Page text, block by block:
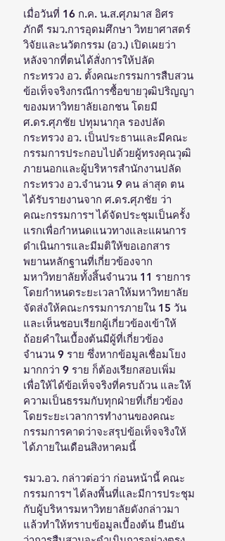
เมื่อวันที่ 16 ก.ค. น.ส.ศุภมาส อิศร
ภักดี รมว.การอุดมศึกษา วิทยาศาสตร์
วิจัยและนวัตกรรม (อว.) เปิดเผยว่า
หลังจากที่ตนได้สั่งการให้ปลัด
กระทรวง อว. ตั้งคณะกรรมการสืบสวน
ข้อเท็จจริงกรณีการซื้อขายวุฒิปริญญา
ของมหาวิทยาลัยเอกชน โดยมี
ศ.ดร.ศุภชัย ปทุมนากุล รองปลัด
กระทรวง อว. เป็นประธานและมีคณะ
กรรมการประกอบไปด้วยผู้ทรงคุณวุฒิ
ภายนอกและผู้บริหารสำนักงานปลัด
กระทรวง อว.จำนวน 9 คน ล่าสุด ตน
ได้รับรายงานจาก ศ.ดร.ศุภชัย ว่า
คณะกรรมการฯ ได้จัดประชุมเป็นครั้ง
แรกเพื่อกำหนดแนวทางและแผนการ
ดำเนินการและมีมติให้ขอเอกสาร
พยานหลักฐานที่เกี่ยวข้องจาก
มหาวิทยาลัยทั้งสิ้นจำนวน 11 รายการ
โดยกำหนดระยะเวลาให้มหาวิทยาลัย
จัดส่งให้คณะกรรมการภายใน 15 วัน
และเห็นชอบเรียกผู้เกี่ยวข้องเข้าให้
ถ้อยคำในเบื้องต้นมีผู้ที่เกี่ยวข้อง
จำนวน 9 ราย ซึ่งหากข้อมูลเชื่อมโยง
มากกว่า 9 ราย ก็ต้องเรียกสอบเพิ่ม
เพื่อให้ได้ข้อเท็จจริงที่ครบถ้วน และให้
ความเป็นธรรมกับทุกฝ่ายที่เกี่ยวข้อง
โดยระยะเวลาการทำงานของคณะ
กรรมการคาดว่าจะสรุปข้อเท็จจริงให้
ได้ภายในเดือนสิงหาคมนี้
รมว.อว. กล่าวต่อว่า ก่อนหน้านี้ คณะ
กรรมการฯ ได้ลงพื้นที่และมีการประชุม
กับผู้บริหารมหาวิทยาลัยดังกล่าวมา
แล้วทำให้ทราบข้อมูลเบื้องต้น ยืนยัน